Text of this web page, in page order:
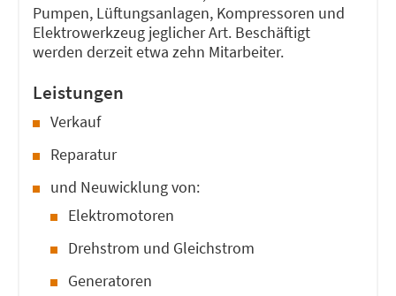
Pumpen, Lüftungsanlagen, Kompressoren und
Elektrowerkzeug jeglicher Art. Beschäftigt
werden derzeit etwa zehn Mitarbeiter.
Leistungen
Verkauf
Reparatur
und Neuwicklung von:
Elektromotoren
Drehstrom und Gleichstrom
Generatoren